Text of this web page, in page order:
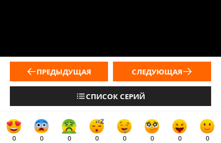
ПРЕДЫДУЩАЯ
СПИСОК СЕРИЙ
СЛЕДУЮЩАЯ
0 0 0 0 0 0 0 0